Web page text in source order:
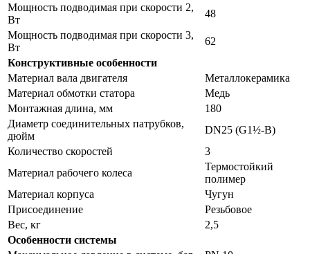
Мощность подводимая при скорости 2,
Вт
48
Мощность подводимая при скорости 3,
Вт
62
Конструктивные особенности
Материал вала двигателя
Металлокерамика
Материал обмотки статора
Медь
Монтажная длина, мм
180
Диаметр соединительных патрубков,
дюйм
DN25 (G1½-B)
Количество скоростей
3
Материал рабочего колеса
Термостойкий
полимер
Материал корпуса
Чугун
Присоединение
Резьбовое
Вес, кг
2,5
Особенности системы